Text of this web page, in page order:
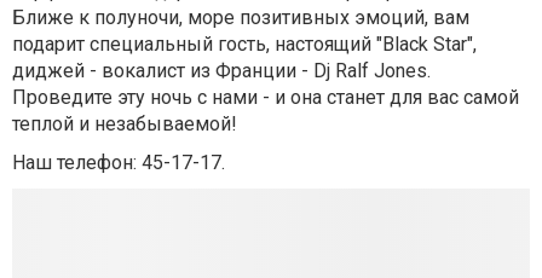
Ближе к полуночи, море позитивных эмоций, вам
подарит специальный гость, настоящий "Black Star",
диджей - вокалист из Франции - Dj Ralf Jones.
Проведите эту ночь с нами - и она станет для вас самой
теплой и незабываемой!
Наш телефон: 45-17-17.